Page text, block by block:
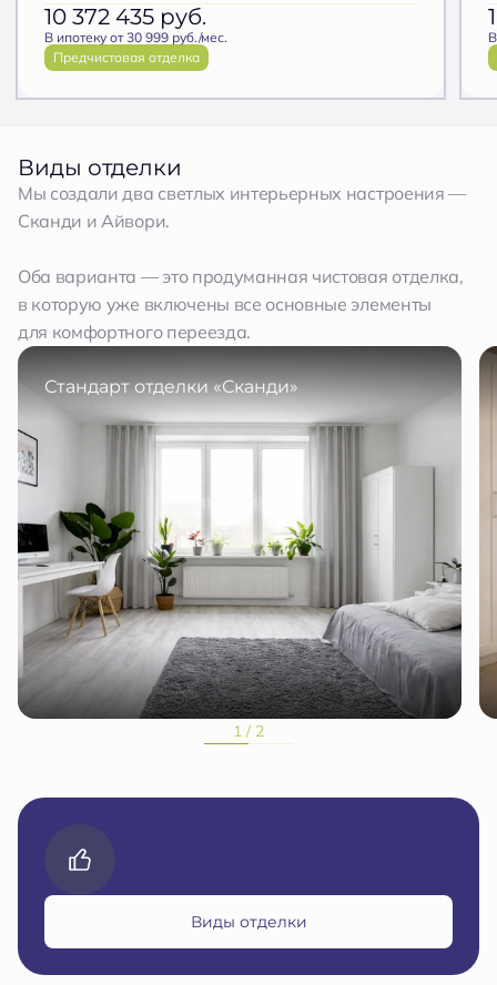
10 372 435 руб.
В ипотеку от 30 999 руб./мес.
Предчистовая отделка
Виды отделки
Мы создали два светлых интерьерных настроения —
Сканди и Айвори.
Оба варианта — это продуманная чистовая отделка,
в которую уже включены все основные элементы
для комфортного переезда.
Стандарт отделки «Сканди»
1 / 2
Виды отделки